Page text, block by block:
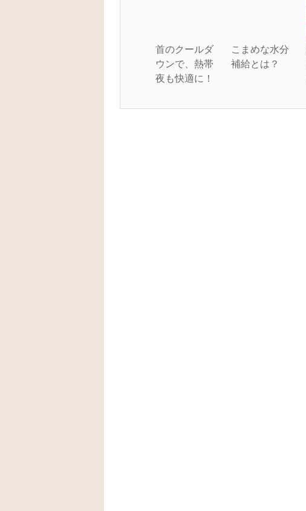
首のクールダ
ウンで、熱帯
夜も快適に！
こまめな水分
補給とは？